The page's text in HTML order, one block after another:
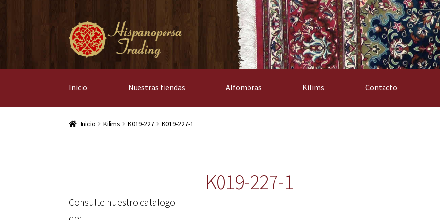
Ir
a
la
Ir
al
contenido
Inicio Nuestras tiendas Alfombras Kilims Contacto
Inicio Kilims K019-227 K019-227-1
K019-227-1
Consulte nuestro catalogo